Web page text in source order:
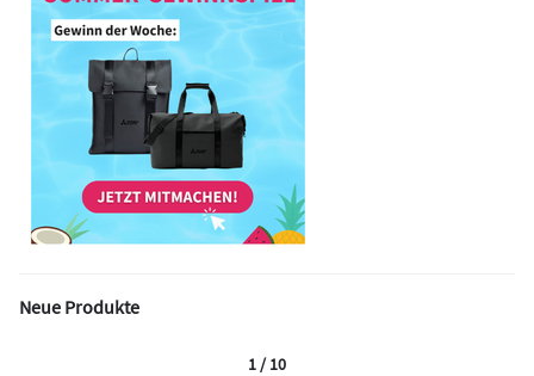
Neue Produkte
1 / 10